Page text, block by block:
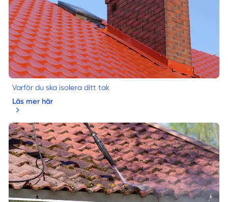
Varför du ska isolera ditt tak
Läs mer här